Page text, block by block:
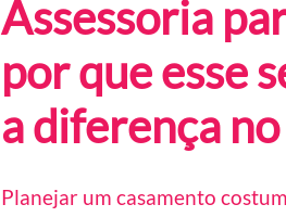
Assessoria
por que esse
a diferença
Planejar um casamento